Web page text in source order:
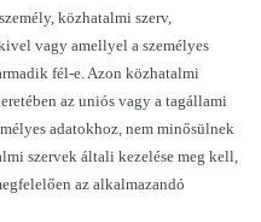
közhatalmi szerv,
vagy amellyel a személyes
fél-e. Azon közhatalmi
az uniós vagy a tagállami
adatokhoz, nem minősülnek
szervek általi kezelése meg kell,
az alkalmazandó